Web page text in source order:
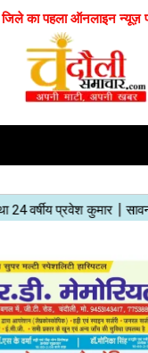
जिले का पहला ऑनलाइन न्यूज़